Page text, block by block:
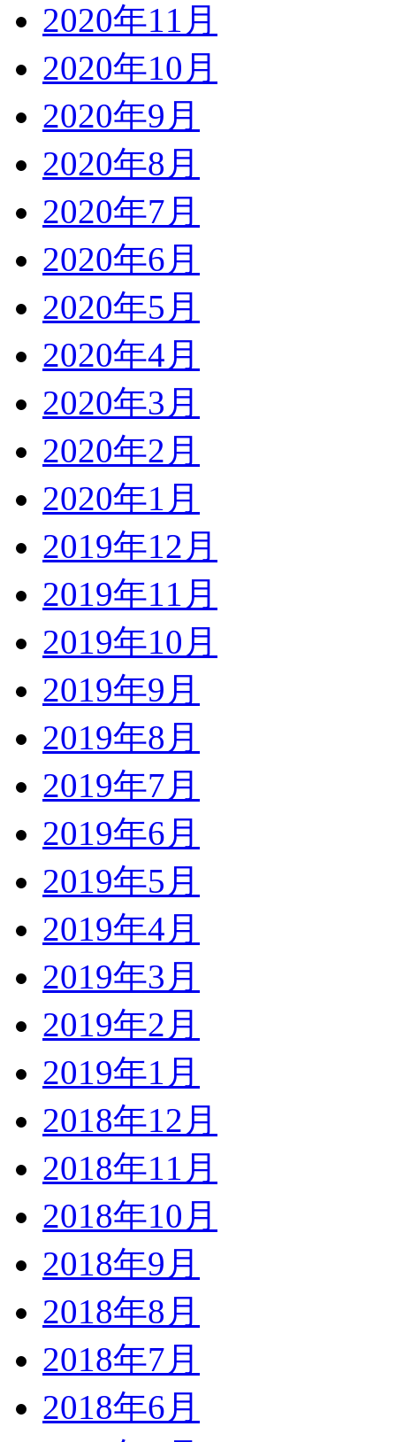
2020年11月
2020年10月
2020年9月
2020年8月
2020年7月
2020年6月
2020年5月
2020年4月
2020年3月
2020年2月
2020年1月
2019年12月
2019年11月
2019年10月
2019年9月
2019年8月
2019年7月
2019年6月
2019年5月
2019年4月
2019年3月
2019年2月
2019年1月
2018年12月
2018年11月
2018年10月
2018年9月
2018年8月
2018年7月
2018年6月